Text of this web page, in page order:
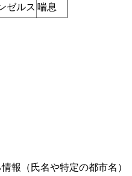
ゼルス 喘息
報（氏名や特定の都市名）